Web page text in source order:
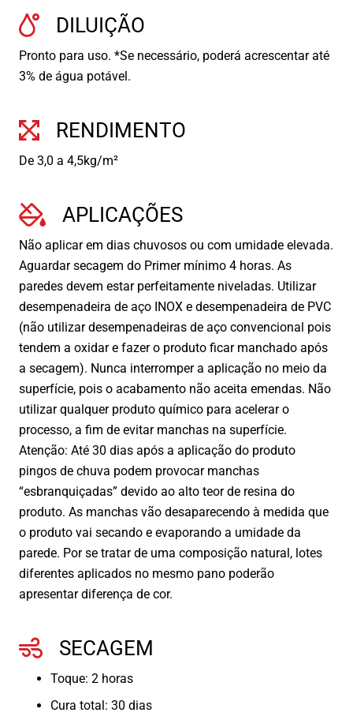
DILUIÇÃO
Pronto para uso. *Se necessário, poderá acrescentar até
3% de água potável.
RENDIMENTO
De 3,0 a 4,5kg/m²
APLICAÇÕES
Não aplicar em dias chuvosos ou com umidade elevada.
Aguardar secagem do Primer mínimo 4 horas. As
paredes devem estar perfeitamente niveladas. Utilizar
desempenadeira de aço INOX e desempenadeira de PVC
(não utilizar desempenadeiras de aço convencional pois
tendem a oxidar e fazer o produto ficar manchado após
a secagem). Nunca interromper a aplicação no meio da
superfície, pois o acabamento não aceita emendas. Não
utilizar qualquer produto químico para acelerar o
processo, a fim de evitar manchas na superfície.
Atenção: Até 30 dias após a aplicação do produto
pingos de chuva podem provocar manchas
“esbranquiçadas” devido ao alto teor de resina do
produto. As manchas vão desaparecendo à medida que
o produto vai secando e evaporando a umidade da
parede. Por se tratar de uma composição natural, lotes
diferentes aplicados no mesmo pano poderão
apresentar diferença de cor.
SECAGEM
Toque: 2 horas
Cura total: 30 dias